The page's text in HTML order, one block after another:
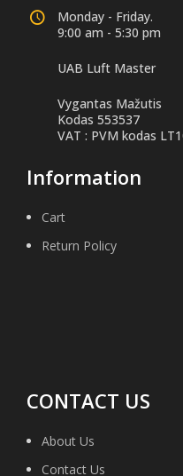
Monday - Friday.
9:00 am - 5:30 pm
UAB Luft Master
Vygantas Mažutis
Kodas 553537
VAT : PVM kodas
Information
Cart
Return Policy
CONTACT US
About Us
Contact Us